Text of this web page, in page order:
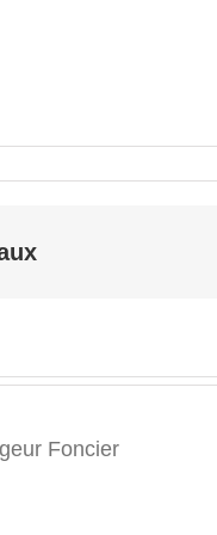
Foncier